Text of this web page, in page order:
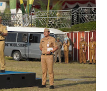
Bupati
Pesawaran
Lantik
11
Pejabat
Pimpinan
Tinggi